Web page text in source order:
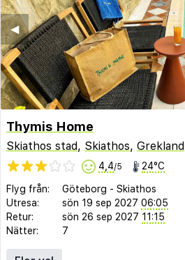
◀︎
Thymis Home
Skiathos stad, Skiathos, Grekland
4,4/5 24°C
Flyg från: Göteborg - Skiathos
Utresa:
sön 19 sep 2027 06:05
Retur:
sön 26 sep 2027 11:15
Nätter:
7